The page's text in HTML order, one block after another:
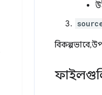
বিকল্পভাবে,